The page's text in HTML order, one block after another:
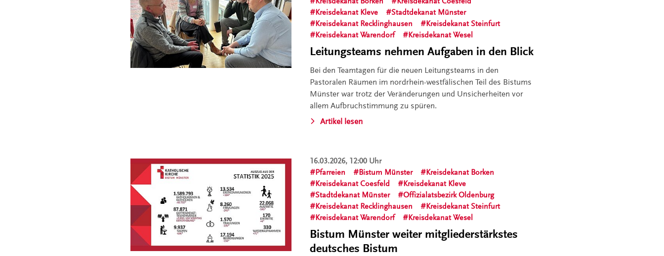
Kreisdekanat Kleve
Stadtdekanat Münster
Kreisdekanat Recklinghausen
Kreisdekanat Steinfurt
Kreisdekanat Warendorf
Kreisdekanat Wesel
Leitungsteams nehmen Aufgaben in den Blick
Bei den Teamtagen für die neuen Leitungsteams in den
Pastoralen Räumen im nordrhein-westfälischen Teil des Bistums
Münster war trotz der Veränderungen und Unsicherheiten vor
allem Aufbruchstimmung zu spüren.
Artikel lesen
16.03.2026, 12:00 Uhr
Pfarreien
Bistum Münster
Kreisdekanat Borken
Kreisdekanat Coesfeld
Kreisdekanat Kleve
Stadtdekanat Münster
Offizialatsbezirk Oldenburg
Kreisdekanat Recklinghausen
Kreisdekanat Steinfurt
Kreisdekanat Warendorf
Kreisdekanat Wesel
Bistum Münster weiter mitgliederstärkstes
deutsches Bistum